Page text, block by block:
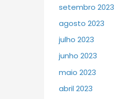
setembro 2023
agosto 2023
julho 2023
junho 2023
maio 2023
abril 2023